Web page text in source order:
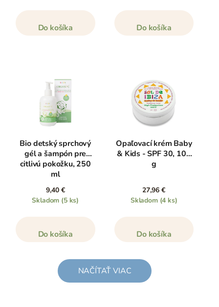
Do košíka Do košíka
Bio detský sprchový
gél a šampón pre
citlivú pokožku, 250
ml
9,40 €
Skladom (5 ks)
Do košíka
Opaľovací krém Baby
& Kids - SPF 30, 100
g
27,96 €
Skladom (4 ks)
Do košíka
NAČÍTAŤ VIAC